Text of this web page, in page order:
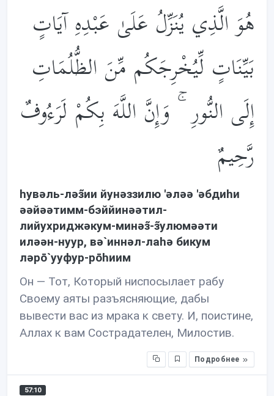
هُوَ الَّذِي يُنَزِّلُ عَلَىٰ عَبْدِهِ آيَاتٍ
بَيِّنَاتٍ لِّيُخْرِجَكُم مِّنَ الظُّلُمَاتِ
إِلَى النُّورِ ۚ وَإِنَّ اللَّهَ بِكُمْ لَرَءُوفٌ
رَّحِيمٌ
hувəль-лəз̃ии йунəззилю 'əлəə 'əбдиhи
əəйəəтимм-бэййинəəтил-
лийухриджəкум-минəз̃-з̃улюмəəти
илəəн-нуур, вə`иннəл-лаhə бикум
лəрō`ууфур-рōhиим
Он — Тот, Который ниспосылает рабу
Своему аяты разъясняющие, дабы
вывести вас из мрака к свету. И, поистине,
Аллах к вам Сострадателен, Милостив.
Подробнее
57:10